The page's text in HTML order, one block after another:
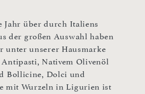
Jahr über durch Italiens
der großen Auswahl haben
unter unserer Hausmarke
Nativem Olivenöl
Bollicine, Dolci und
mit Wurzeln in Ligurien ist